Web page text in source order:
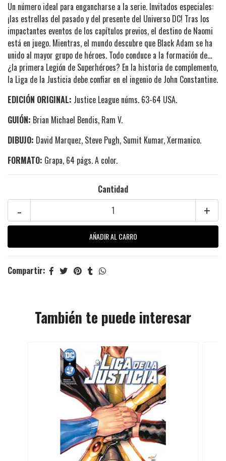
Un número ideal para engancharse a la serie. Invitados especiales:
¡las estrellas del pasado y del presente del Universo DC! Tras los
impactantes eventos de los capítulos previos, el destino de Naomi
está en juego. Mientras, el mundo descubre que Black Adam se ha
unido al mayor grupo de héroes. Todo conduce a la formación de...
¿la primera Legión de Superhéroes? En la historia de complemento,
la Liga de la Justicia debe confiar en el ingenio de John Constantine.
EDICIÓN ORIGINAL: Justice League núms. 63-64 USA.
GUIÓN: Brian Michael Bendis, Ram V.
DIBUJO: David Marquez, Steve Pugh, Sumit Kumar, Xermanico.
FORMATO: Grapa, 64 págs. A color.
Cantidad
+
-
Compartir:
También te puede interesar